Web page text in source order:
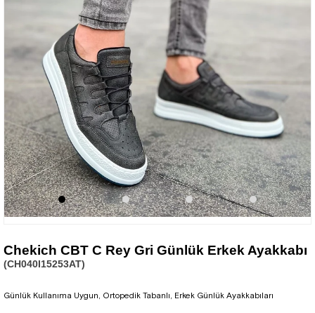
Chekich CBT C Rey Gri Günlük Erkek Ayakkabı
(CH040I15253AT)
Günlük Kullanıma Uygun, Ortopedik Tabanlı, Erkek Günlük Ayakkabıları